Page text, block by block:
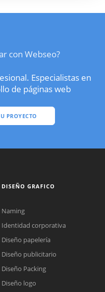
con Webseo?
Especialistas en
de páginas web
PROYECTO
DISEÑO GRAFICO
Naming
Identidad corporativa
Diseño papelería
Diseño publicitario
Diseño Packing
Diseño logo